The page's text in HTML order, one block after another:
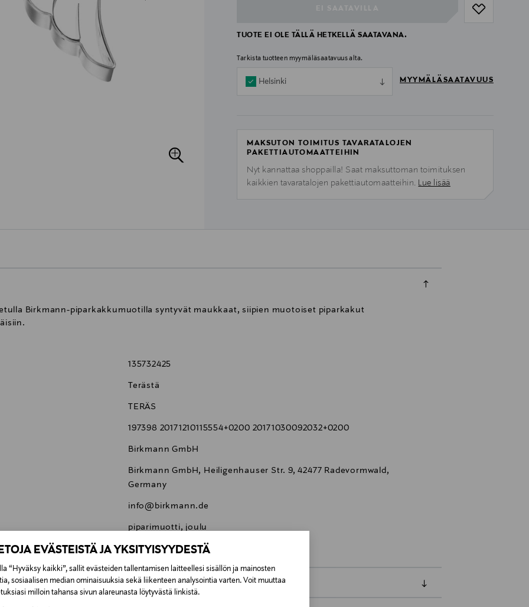
EVÄSTEISTÄ JA YKSITYISYYDESTÄ
“Hyväksy kaikki”, sallit evästeiden tallentamisen laitteellesi sisällön ja mainosten
sosiaalisen median ominaisuuksia sekä liikenteen analysointia varten. Voit muuttaa
milloin tahansa sivun alareunasta löytyvästä linkistä.
TUOTE EI OLE TÄLLÄ HETKELLÄ SAATAVANA.
Tarkista tuotteen myymäläsaatavuus alta.
Helsinki MYYMÄLÄSAATAVUUS
MAKSUTON TOIMITUS TAVARATALOJEN
PAKETTIAUTOMAATTEIHIN
Nyt kannattaa shoppailla! Saat maksuttoman toimituksen
kaikkien tavaratalojen pakettiautomaatteihin. Lue lisää
Birkmann-piparkakkumuotilla syntyvät maukkaat, siipien muotoiset piparkakut
135732425
Terästä
TERÄS
197398 20171210115554+0200 20171030092032+0200
Birkmann GmbH
Birkmann GmbH, Heiligenhauser Str. 9, 42477 Radevormwald,
Germany
info@birkmann.de
piparimuotti, joulu